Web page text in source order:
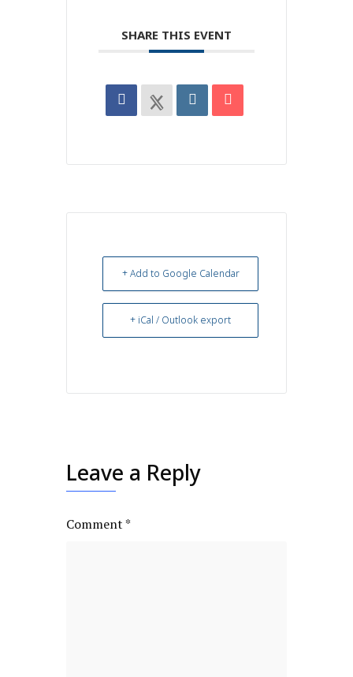
SHARE THIS EVENT
+ Add to Google Calendar
+ iCal / Outlook export
Leave a Reply
Comment*